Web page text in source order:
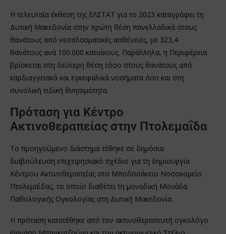
Η τελευταία έκθεση της ΕΛΣΤΑΤ για το 2023 καταγράφει τη
Δυτική Μακεδονία στην πρώτη θέση πανελλαδικά στους
θανάτους από νεοπλασματικές ασθένειες, με 323,4
θανάτους ανά 100.000 κατοίκους. Παράλληλα, η Περιφέρεια
βρίσκεται στη δεύτερη θέση τόσο στους θανάτους από
καρδιαγγειακά και εγκεφαλικά νοσήματα όσο και στη
συνολική ειδική θνησιμότητα.
Πρόταση για Κέντρο
Ακτινοθεραπείας στην Πτολεμαΐδα
Το προηγούμενο διάστημα τέθηκε σε δημόσια
διαβούλευση επιχειρησιακό σχέδιο για τη δημιουργία
Κέντρου Ακτινοθεραπείας στο Μποδοσάκειο Νοσοκομείο
Πτολεμαΐδας, το οποίο διαθέτει τη μοναδική Μονάδα
Παθολογικής Ογκολογίας στη Δυτική Μακεδονία.
Η πρόταση κατατέθηκε από τον ακτινοθεραπευτή ογκολόγο